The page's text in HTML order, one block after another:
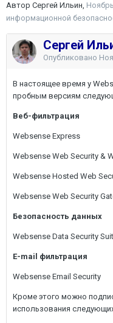
Автор Сергей Ильин,
информационной
Сергей
Опубликовано
В настоящее время у
пробным версиям
Веб-фильтрация
Websense Express
Websense Web Security &
Websense Hosted Web
Websense Web Security
Безопасность данных
Websense Data Security
E-mail фильтрация
Websense Email Security
Кроме этого можно
использования